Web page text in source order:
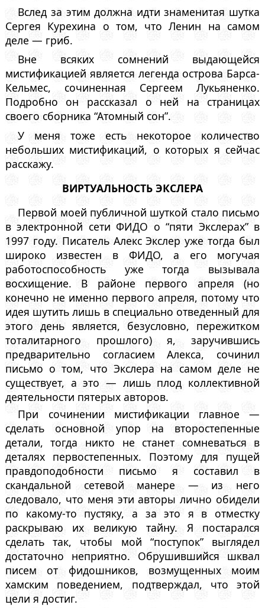
Вслед за этим должна идти знаменитая шутка
Сергея Курехина о том, что Ленин на самом
деле — гриб.
Вне всяких сомнений выдающейся
мистификацией является легенда острова Барса-
Кельмес, сочиненная Сергеем Лукьяненко.
Подробно он рассказал о ней на страницах
своего сборника “Атомный сон”.
У меня тоже есть некоторое количество
небольших мистификаций, о которых я сейчас
расскажу.
ВИРТУАЛЬНОСТЬ ЭКСЛЕРА
Первой моей публичной шуткой стало письмо
в электронной сети ФИДО о “пяти Экслерах” в
1997 году. Писатель Алекс Экслер уже тогда был
широко известен в ФИДО, а его могучая
работоспособность уже тогда вызывала
восхищение. В районе первого апреля (но
конечно не именно первого апреля, потому что
идея шутить лишь в специально отведенный для
этого день является, безусловно, пережитком
тоталитарного прошлого) я, заручившись
предварительно согласием Алекса, сочинил
письмо о том, что Экслера на самом деле не
существует, а это — лишь плод коллективной
деятельности пятерых авторов.
При сочинении мистификации главное —
сделать основной упор на второстепенные
детали, тогда никто не станет сомневаться в
деталях первостепенных. Поэтому для пущей
правдоподобности письмо я составил в
скандальной сетевой манере — из него
следовало, что меня эти авторы лично обидели
по какому-то пустяку, а за это я в отместку
раскрываю их великую тайну. Я постарался
сделать так, чтобы мой “поступок” выглядел
достаточно неприятно. Обрушившийся шквал
писем от фидошников, возмущенных моим
хамским поведением, подтверждал, что этой
цели я достиг.